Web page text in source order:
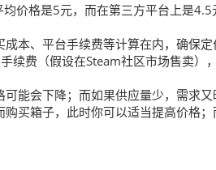
价格是5元，而在第三方平台上是
本、平台手续费等计算在内，确保
续费（假设在Steam社区市场售卖）
能会下降；而如果供应量少，需求
买箱子，此时你可以适当提高价格